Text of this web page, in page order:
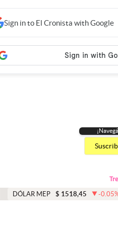
DÓLAR MEP $ 1518,45 -0.05
Sign in to El Cronista with Google